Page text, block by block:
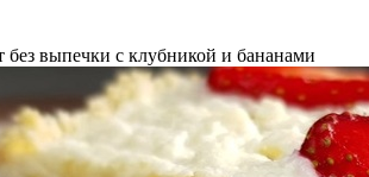
выпечки с клубникой и бананами